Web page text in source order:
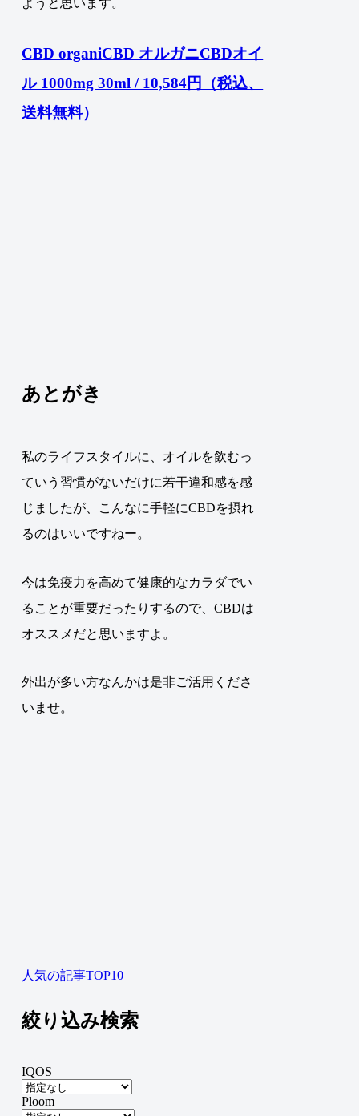
CBD organiCBD オルガニCBDオイ
ル 1000mg 30ml / 10,584円（税込、
送料無料）
あとがき
私のライフスタイルに、オイルを飲むっ
ていう習慣がないだけに若干違和感を感
じましたが、こんなに手軽にCBDを摂れ
るのはいいですねー。
今は免疫力を高めて健康的なカラダでい
ることが重要だったりするので、CBDは
オススメだと思いますよ。
外出が多い方なんかは是非ご活用くださ
いませ。
人気の記事TOP10
絞り込み検索
IQOS
Ploom